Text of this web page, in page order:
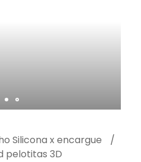
Silicona x encargue
pelotitas 3D